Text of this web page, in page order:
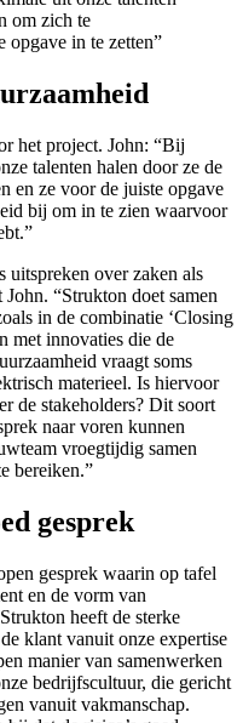
om zich te
opgave in te zetten”
het project. John: “Bij
talenten halen door ze de
en ze voor de juiste opgave
bij om in te zien waarvoor
over zaken als
“Strukton doet samen
in de combinatie ‘Closing
met innovaties die de
vraagt soms
materieel. Is hiervoor
de stakeholders? Dit soort
naar voren kunnen
vroegtijdig samen
bereiken.”
gesprek
gesprek waarin op tafel
en de vorm van
heeft de sterke
klant vanuit onze expertise
manier van samenwerken
bedrijfscultuur, die gericht
vanuit vakmanschap.